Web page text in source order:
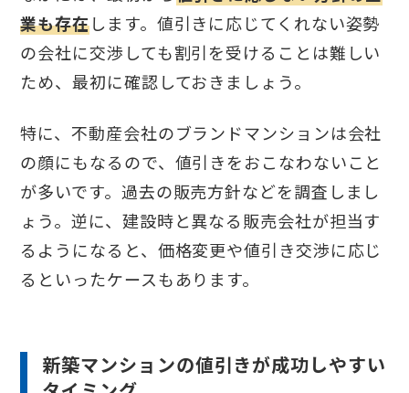
業も存在します。値引きに応じてくれない姿勢
の会社に交渉しても割引を受けることは難しい
ため、最初に確認しておきましょう。
特に、不動産会社のブランドマンションは会社
の顔にもなるので、値引きをおこなわないこと
が多いです。過去の販売方針などを調査しまし
ょう。逆に、建設時と異なる販売会社が担当す
るようになると、価格変更や値引き交渉に応じ
るといったケースもあります。
新築マンションの値引きが成功しやすい